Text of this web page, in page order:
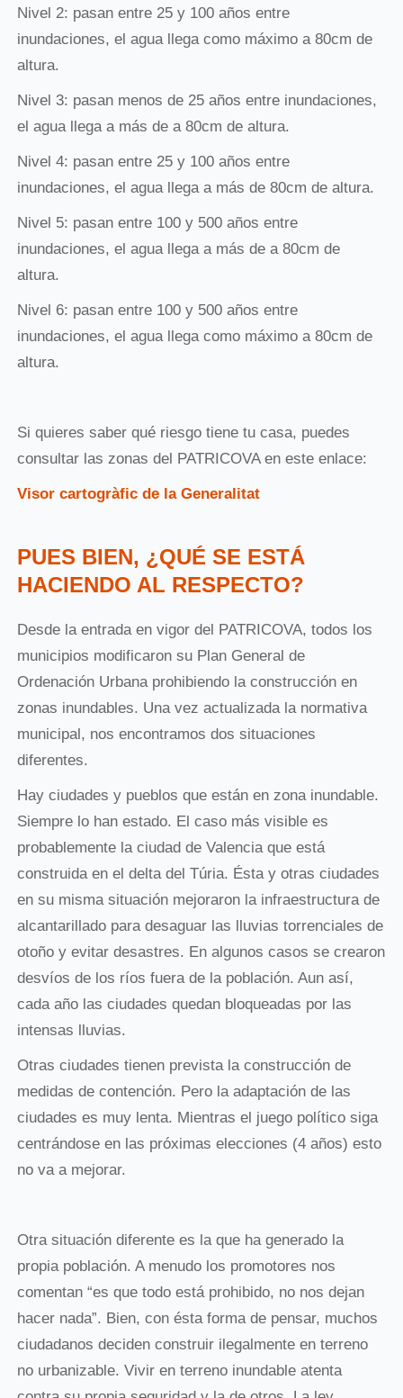
Nivel 2: pasan entre 25 y 100 años entre
inundaciones, el agua llega como máximo a 80cm de
altura.
Nivel 3: pasan menos de 25 años entre inundaciones,
el agua llega a más de a 80cm de altura.
Nivel 4: pasan entre 25 y 100 años entre
inundaciones, el agua llega a más de 80cm de altura.
Nivel 5: pasan entre 100 y 500 años entre
inundaciones, el agua llega a más de a 80cm de
altura.
Nivel 6: pasan entre 100 y 500 años entre
inundaciones, el agua llega como máximo a 80cm de
altura.
Si quieres saber qué riesgo tiene tu casa, puedes
consultar las zonas del PATRICOVA en este enlace:
Visor cartogràfic de la Generalitat
PUES BIEN, ¿QUÉ SE ESTÁ
HACIENDO AL RESPECTO?
Desde la entrada en vigor del PATRICOVA, todos los
municipios modificaron su Plan General de
Ordenación Urbana prohibiendo la construcción en
zonas inundables. Una vez actualizada la normativa
municipal, nos encontramos dos situaciones
diferentes.
Hay ciudades y pueblos que están en zona inundable.
Siempre lo han estado. El caso más visible es
probablemente la ciudad de Valencia que está
construida en el delta del Túria. Ésta y otras ciudades
en su misma situación mejoraron la infraestructura de
alcantarillado para desaguar las lluvias torrenciales de
otoño y evitar desastres. En algunos casos se crearon
desvíos de los ríos fuera de la población. Aun así,
cada año las ciudades quedan bloqueadas por las
intensas lluvias.
Otras ciudades tienen prevista la construcción de
medidas de contención. Pero la adaptación de las
ciudades es muy lenta. Mientras el juego político siga
centrándose en las próximas elecciones (4 años) esto
no va a mejorar.
Otra situación diferente es la que ha generado la
propia población. A menudo los promotores nos
comentan “es que todo está prohibido, no nos dejan
hacer nada”. Bien, con ésta forma de pensar, muchos
ciudadanos deciden construir ilegalmente en terreno
no urbanizable. Vivir en terreno inundable atenta